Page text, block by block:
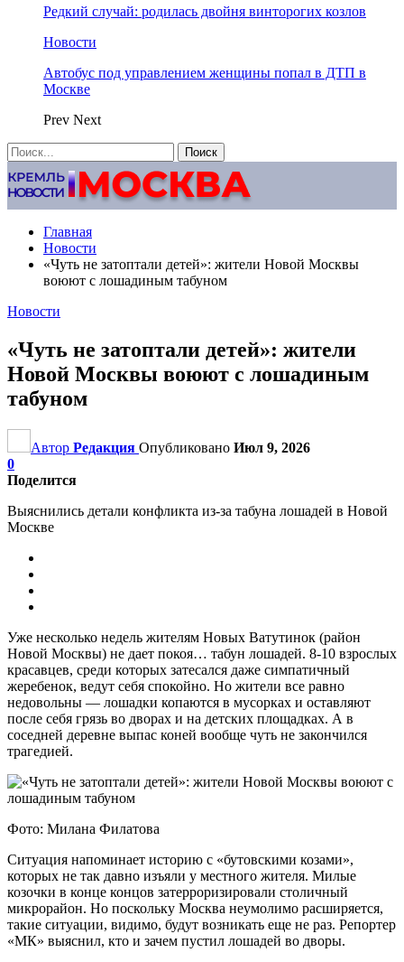
Редкий случай: родилась двойня винторогих козлов
Новости
Автобус под управлением женщины попал в ДТП в
Москве
Prev Next
Главная
Новости
«Чуть не затоптали детей»: жители Новой Москвы
воюют с лошадиным табуном
Новости
«Чуть не затоптали детей»: жители
Новой Москвы воюют с лошадиным
табуном
Автор Редакция Опубликовано Июл 9, 2026
0
Поделится
Выяснились детали конфликта из-за табуна лошадей в Новой
Москве
Уже несколько недель жителям Новых Ватутинок (район
Новой Москвы) не дает покоя… табун лошадей. 8-10 взрослых
красавцев, среди которых затесался даже симпатичный
жеребенок, ведут себя спокойно. Но жители все равно
недовольны — лошадки копаются в мусорках и оставляют
после себя грязь во дворах и на детских площадках. А в
соседней деревне выпас коней вообще чуть не закончился
трагедией.
Фото: Милана Филатова
Ситуация напоминает историю с «бутовскими козами»,
которых не так давно изъяли у местного жителя. Милые
козочки в конце концов затерроризировали столичный
микрорайон. Но поскольку Москва неумолимо расширяется,
такие ситуации, видимо, будут возникать еще не раз. Репортер
«МК» выяснил, кто и зачем пустил лошадей во дворы.